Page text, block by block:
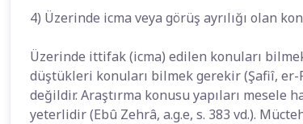
4) Üzerinde icma veya görüş ayrılığı olan
Üzerinde ittifak (icma) edilen konuları
düştükleri konuları bilmek gerekir (Şafiî,
değildir. Araştırma konusu yapıları mesele
yeterlidir (Ebû Zehrâ, a.g.e, s. 383 vd.).